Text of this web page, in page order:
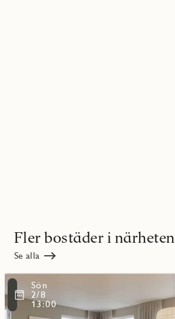
Fler bostäder i närheten
Se alla
Sön
2/8
13:00
Läs
mer
objekt